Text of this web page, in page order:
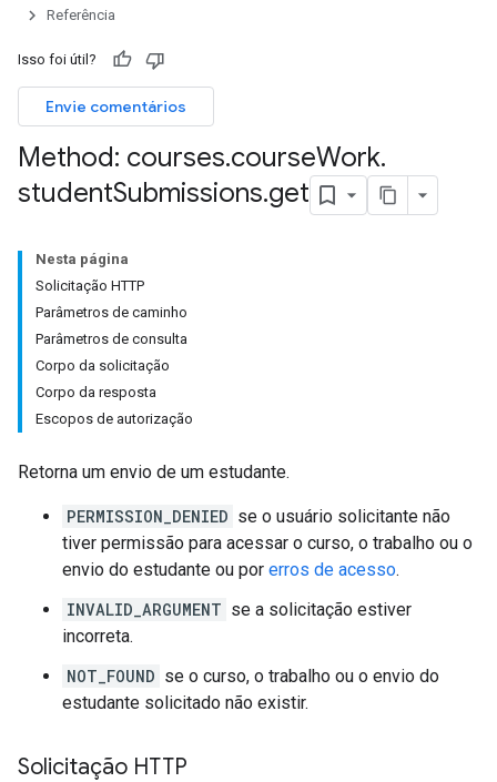
Referência
Isso foi útil?
Envie comentários
Method: courses.courseWork.
studentSubmissions.get
Nesta página
Solicitação HTTP
Parâmetros de caminho
Parâmetros de consulta
Corpo da solicitação
Corpo da resposta
Escopos de autorização
Retorna um envio de um estudante.
PERMISSION_DENIED se o usuário solicitante não
tiver permissão para acessar o curso, o trabalho ou o
envio do estudante ou por erros de acesso.
INVALID_ARGUMENT se a solicitação estiver
incorreta.
NOT_FOUND se o curso, o trabalho ou o envio do
estudante solicitado não existir.
Solicitação HTTP